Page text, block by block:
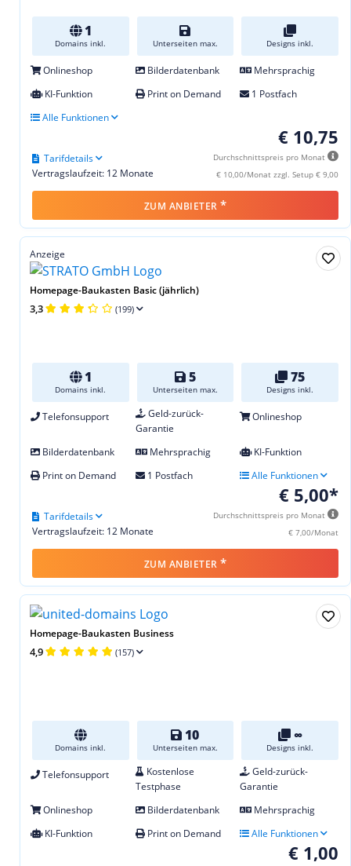
1
Domains inkl. Unterseiten max. Designs inkl.
Onlineshop Bilderdatenbank
Mehrsprachig
KI-Funktion
Print on Demand
1 Postfach
Alle Funktionen
€ 10,75
Durchschnittspreis pro Monat
€ 10,00/Monat zzgl. Setup € 9,00
Vertragslaufzeit: 12 Monate
Tarifdetails
ZUM ANBIETER *
Anzeige
Homepage-Baukasten Basic (jährlich)
3,3 (199)
1
Domains inkl.
5
Unterseiten max.
75
Designs inkl.
Telefonsupport
Geld-zurück-
Garantie
Onlineshop
Bilderdatenbank Mehrsprachig
KI-Funktion
Print on Demand
1 Postfach Alle Funktionen
€ 5,00*
Durchschnittspreis pro Monat
€ 7,00/Monat
Vertragslaufzeit: 12 Monate
Tarifdetails
ZUM ANBIETER *
Homepage-Baukasten Business
4,9 (157)
Domains inkl.
10
Unterseiten max.
∞
Designs inkl.
Telefonsupport
Kostenlose
Testphase
Geld-zurück-
Garantie
Onlineshop
Bilderdatenbank
Mehrsprachig
KI-Funktion
Print on Demand Alle Funktionen
€ 1,00